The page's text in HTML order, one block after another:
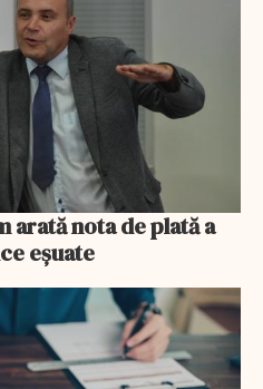
arată nota de plată a
eșuate